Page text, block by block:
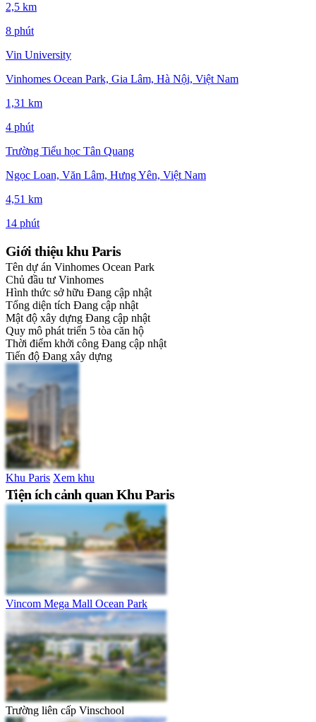
2,5 km
8 phút
Vin University
Vinhomes Ocean Park, Gia Lâm, Hà Nội, Việt Nam
1,31 km
4 phút
Trường Tiểu học Tân Quang
Ngọc Loan, Văn Lâm, Hưng Yên, Việt Nam
4,51 km
14 phút
Giới thiệu khu Paris
Tên dự án Vinhomes Ocean Park
Chủ đầu tư Vinhomes
Hình thức sở hữu Đang cập nhật
Tổng diện tích Đang cập nhật
Mật độ xây dựng Đang cập nhật
Quy mô phát triển 5 tòa căn hộ
Thời điểm khởi công Đang cập nhật
Tiến độ Đang xây dựng
Khu Paris Xem khu
Tiện ích cảnh quan Khu Paris
Vincom Mega Mall Ocean Park
Trường liên cấp Vinschool